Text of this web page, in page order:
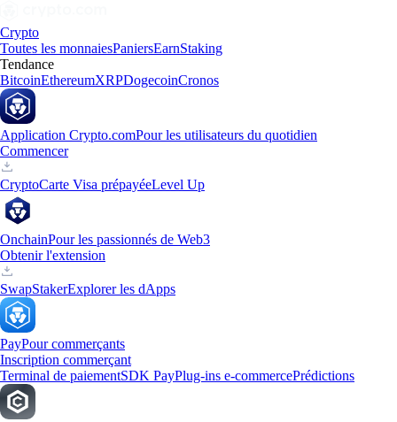
Crypto
Toutes les monnaiesPaniersEarnStaking
Tendance
BitcoinEthereumXRPDogecoinCronos
Application Crypto.comPour les utilisateurs du quotidien
Commencer
CryptoCarte Visa prépayéeLevel Up
OnchainPour les passionnés de Web3
Obtenir l'extension
SwapStakerExplorer les dApps
PayPour commerçants
Inscription commerçant
Terminal de paiementSDK PayPlug-ins e-commercePrédictions